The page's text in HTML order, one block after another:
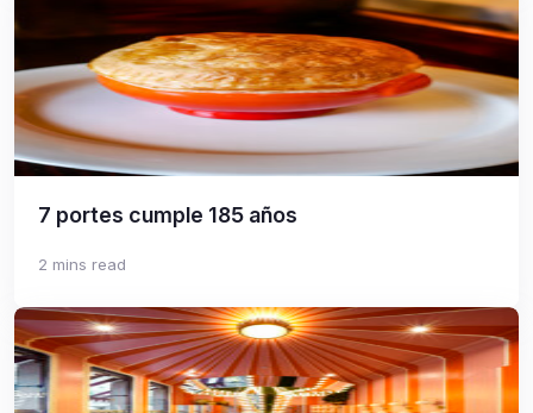
7 portes cumple 185 años
2 mins read